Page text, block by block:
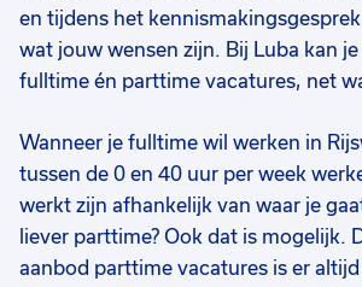
16 tot 36 uur
Tijdelijk
€ 17,48- € 22,96 p.u.
16 tot 36 uur
Tijdelijk
€ 16,61-€
en tijdens het
wat jouw wensen zijn. Bij Luba kan
fulltime én parttime vacatures, net
Wanneer je fulltime wil werken in
tussen de 0 en 40 uur per week
werkt zijn afhankelijk van waar je
liever parttime? Ook dat is mogelijk.
aanbod parttime vacatures is er